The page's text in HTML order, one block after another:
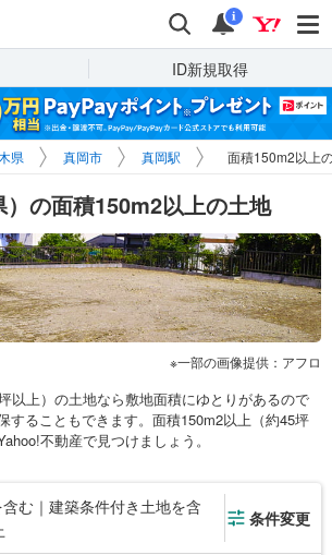
検索 通知
i
ID新規取得
県 真岡市 真岡駅 面積150m2以上
の面積150m2以上の土地
一部の画像提供：アフロ
以上）の土地なら敷地面積にゆとりがあるので
することもできます。面積150m2以上（約45坪
不動産で見つけましょう。
む｜建築条件付き土地を含
条件変更